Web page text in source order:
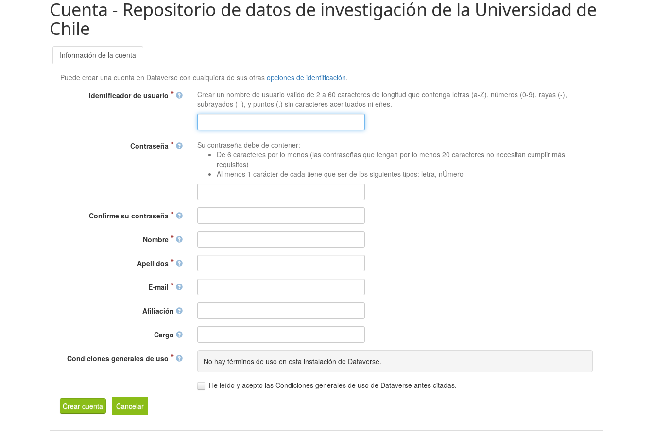
Cuenta - Repositorio de datos de investigación de la Universidad de
Chile
Información de la cuenta
Puede crear una cuenta en Dataverse con cualquiera de sus otrasopciones de identificación.
Identificador de usuario
Crear un nombre de usuario válido de 2 a 60 caracteres de longitud que contenga letras (a-Z), números (0-9), rayas (-),
subrayados (_), y puntos (.) sin caracteres acentuados ni eñes.
Contraseña
Su contraseña debe de contener:
De 6 caracteres por lo menos (las contraseñas que tengan por lo menos 20 caracteres no necesitan cumplir más
requisitos)
Al menos 1 carácter de cada tiene que ser de los siguientes tipos: letra, nÚmero
Confirme su contraseña
Nombre
Apellidos
E-mail
Afiliación
Cargo
Condiciones generales de uso No hay términos de uso en esta instalación de Dataverse.
He leído y acepto las Condiciones generales de uso de Dataverse antes citadas.
Crear cuenta Cancelar